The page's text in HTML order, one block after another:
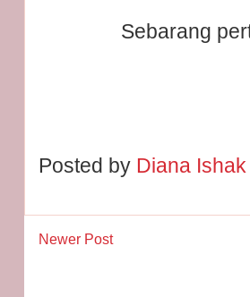
Sebarang
Posted by Diana
Newer Post